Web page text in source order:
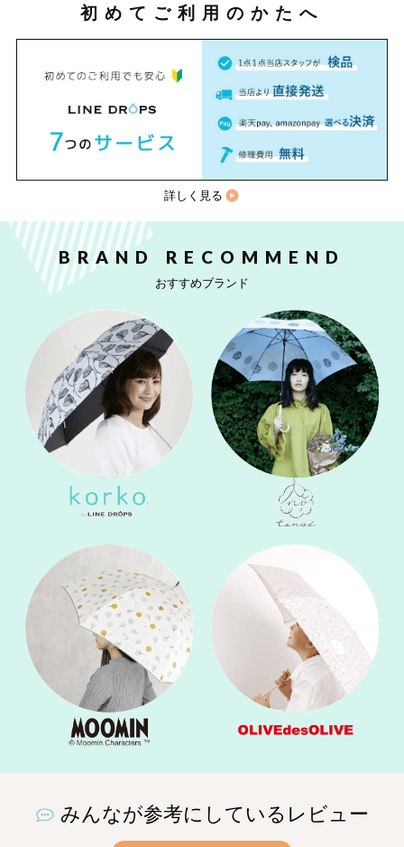
初めてご利用のかたへ
詳しく見る
BRAND RECOMMEND
おすすめブランド
みんなが参考にしているレビュー